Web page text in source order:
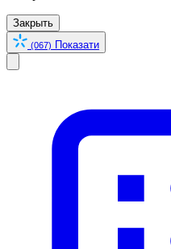
Закрыть
(067) Показати